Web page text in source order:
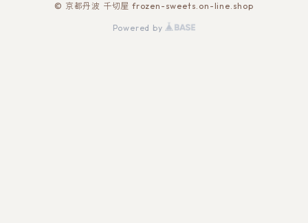
© 京都丹波 千切屋 frozen-sweets.on-line.shop
Powered by